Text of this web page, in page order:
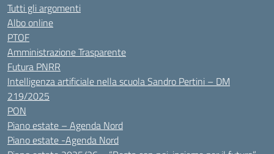
Tutti gli argomenti
Albo online
PTOF
Amministrazione Trasparente
Futura PNRR
Intelligenza artificiale nella scuola Sandro Pertini – DM
219/2025
PON
Piano estate – Agenda Nord
Piano estate -Agenda Nord